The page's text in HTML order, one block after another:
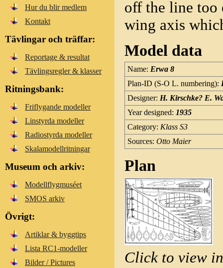
off the line too
wing axis
Model data
Name: Erwa 8
Plan-ID (S-O L. numbering):
Designer: H. Kirschke? E.
Year designed: 1935
Category: Klass S3
Sources: Otto Maier
Plan
Click to view
Hur du blir medlem
Kontakt
Tävlingar och träffar:
Reportage & resultat
Tävlingsregler & klasser
Ritningsbank:
Friflygande modeller
Linstyrda modeller
Radiostyrda modeller
Skalamodellritningar
Museum och arkiv:
Modellflygmuséet
SMOS arkiv
Övrigt:
Artiklar & byggtips
Lista RC1-modeller
Bilder / Pictures